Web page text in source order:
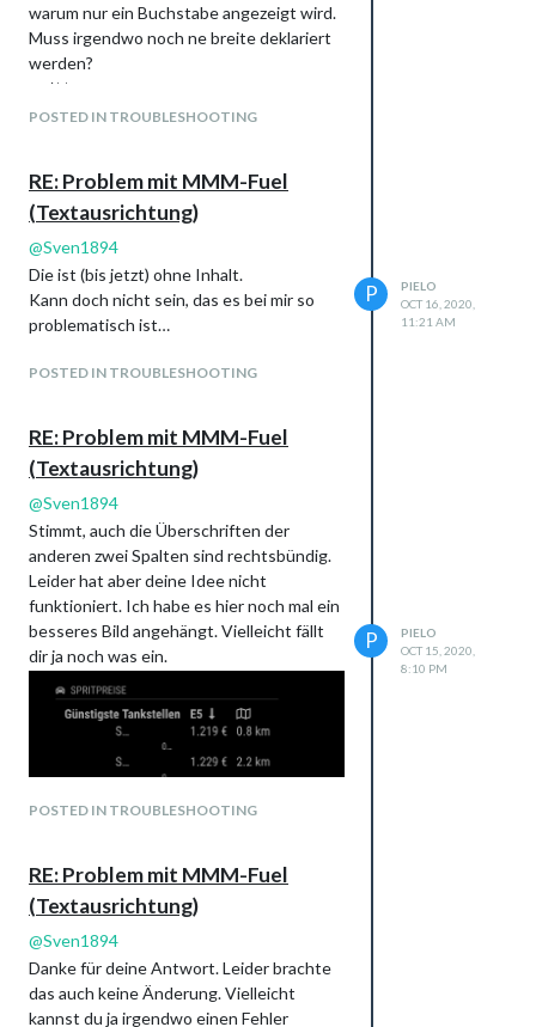
warum nur ein Buchstabe angezeigt wird.
Muss irgendwo noch ne breite deklariert
werden?
  /**
    * @function shortenText
    * @param {string} text - Text which should be shorten.
    *
    * @returns {string} The shortened text.
    */
   shortenText(text) {
       let temp = text;
if (this.config.shortenText && temp.length >
temp = `${temp.slice(0,
       return temp;
POSTED IN TROUBLESHOOTING
RE: Problem mit MMM-Fuel
(Textausrichtung)
@Sven1894
Die ist (bis jetzt) ohne Inhalt.
Kann doch nicht sein, das es bei mir so
problematisch ist…
POSTED IN TROUBLESHOOTING
P
PIELO
OCT 16, 2020,
11:21 AM
RE: Problem mit MMM-Fuel
(Textausrichtung)
@Sven1894
Stimmt, auch die Überschriften der
anderen zwei Spalten sind rechtsbündig.
Leider hat aber deine Idee nicht
funktioniert. Ich habe es hier noch mal ein
besseres Bild angehängt. Vielleicht fällt
dir ja noch was ein.
POSTED IN TROUBLESHOOTING
P
PIELO
OCT 15, 2020,
8:10 PM
RE: Problem mit MMM-Fuel
(Textausrichtung)
@Sven1894
Danke für deine Antwort. Leider brachte
das auch keine Änderung. Vielleicht
kannst du ja irgendwo einen Fehler